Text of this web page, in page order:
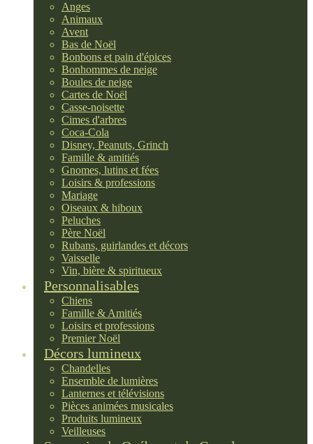
Anges
Animaux
Avent
Bas de Noël
Bonbons et pain d'épices
Bonhommes de neige
Boules de neige
Cartes de Noël
Casse-noisette
Cimes d'arbres
Coca-Cola
Disney, Peanuts, Grinch
Famille & amitiés
Gnomes, lutins et fées
Loisirs & professions
Mariage
Oiseaux & hiboux
Peluches
Père Noël
Rubans, guirlandes et décors
Vaisselle
Vin, bière & spiritueux
Personnalisables
Chiens
Famille & Amitiés
Loisirs et professions
Premier Noël
Décors lumineux
Chandelles
Ensemble de lumières
Lanternes et télévisions
Pièces animées musicales
Produits lumineux
Veilleuses